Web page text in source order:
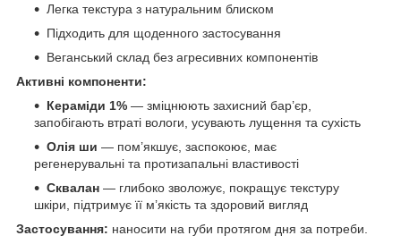
Легка текстура з натуральним блиском
Підходить для щоденного застосування
Веганський склад без агресивних компонентів
Активні компоненти:
Кераміди 1% — зміцнюють захисний бар’єр,
запобігають втраті вологи, усувають лущення та сухість
Олія ши — пом’якшує, заспокоює, має
регенерувальні та протизапальні властивості
Сквалан — глибоко зволожує, покращує текстуру
шкіри, підтримує її м’якість та здоровий вигляд
Застосування: наносити на губи протягом дня за потреби.